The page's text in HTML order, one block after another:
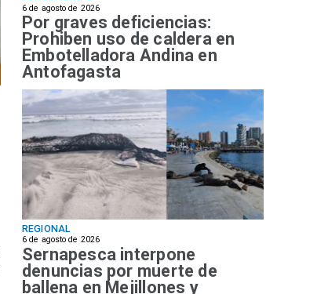
6 de agosto de 2026
Por graves deficiencias:
Prohiben uso de caldera en
Embotelladora Andina en
Antofagasta
REGIONAL
6 de agosto de 2026
Sernapesca interpone
denuncias por muerte de
ballena en Mejillones y